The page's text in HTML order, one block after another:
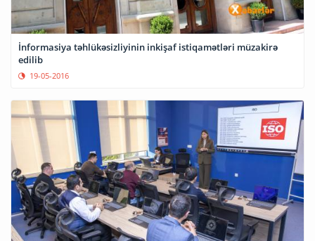
İnformasiya təhlükəsizliyinin inkişaf istiqamətləri müzakirə
edilib
19-05-2016